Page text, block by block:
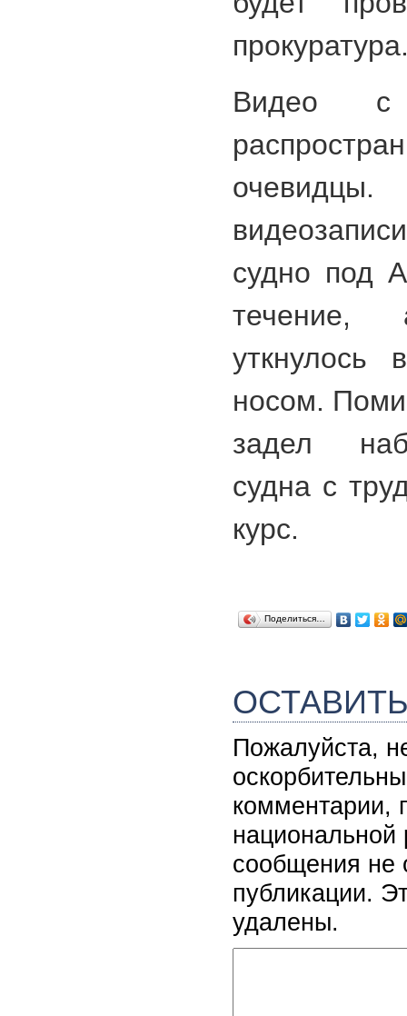
Видео с
судно под
уткнулось
носом.
задел
судна с
курс.
Поделиться…
Пожалуйста,
комментарии,
национальной
сообщения не
публикации.
удалены.